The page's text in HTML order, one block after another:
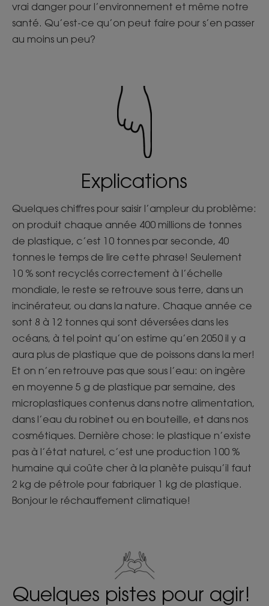
vrai danger pour l’environnement et même notre
santé. Qu’est-ce qu’on peut faire pour s’en passer
au moins un peu?
Explications
Quelques chiffres pour saisir l’ampleur du problème:
on produit chaque année 400 millions de tonnes
de plastique, c’est 10 tonnes par seconde, 40
tonnes le temps de lire cette phrase! Seulement
10 % sont recyclés correctement à l’échelle
mondiale, le reste se retrouve sous terre, dans un
incinérateur, ou dans la nature. Chaque année ce
sont 8 à 12 tonnes qui sont déversées dans les
océans, à tel point qu’on estime qu’en 2050 il y a
aura plus de plastique que de poissons dans la mer!
Et on n’en retrouve pas que sous l’eau: on ingère
en moyenne 5 g de plastique par semaine, des
microplastiques contenus dans notre alimentation,
dans l’eau du robinet ou en bouteille, et dans nos
cosmétiques. Dernière chose: le plastique n’existe
pas à l’état naturel, c’est une production 100 %
humaine qui coûte cher à la planète puisqu’il faut
2 kg de pétrole pour fabriquer 1 kg de plastique.
Bonjour le réchauffement climatique!
Quelques pistes pour agir!